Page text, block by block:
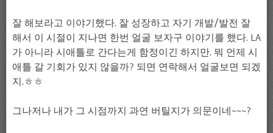
잘 해보라고 이야기했다. 잘 성장하고 자기 개발/발전 잘
해서 이 시절이 지나면 한번 얼굴 보자구 이야기를 했다. LA
가 아니라 시애틀로 간다는게 함정이긴 하지만. 뭐 언제 시
애틀 갈 기회가 있지 않을까? 되면 연락해서 얼굴보면 되겠
지.ㅎㅎ
그나저나 내가 그 시점까지 과연 버틸지가 의문이네~~~?